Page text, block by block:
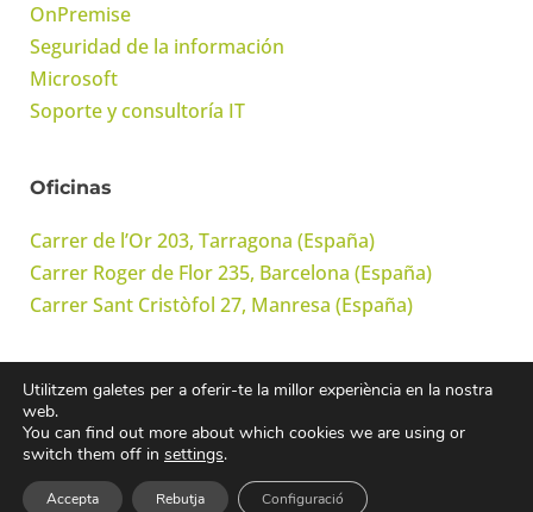
OnPremise
Seguridad de la información
Microsoft
Soporte y consultoría IT
Oficinas
Carrer de l’Or 203, Tarragona (España)
Carrer Roger de Flor 235, Barcelona (España)
Carrer Sant Cristòfol 27, Manresa (España)
© Onwork Cloud, S.L. Todos los derechos reservados
Seguridad de la información
Utilitzem galetes per a oferir-te la millor experiència en la nostra
web.
You can find out more about which cookies we are using or
switch them off in settings.
Accepta Rebutja Configuració